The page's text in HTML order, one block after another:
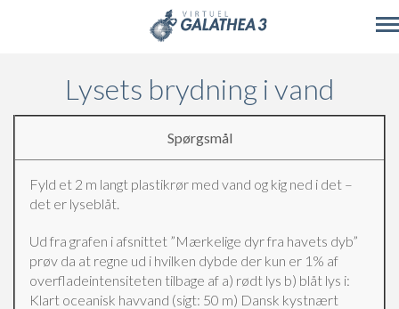
Lysets brydning i vand
Spørgsmål
Fyld et 2 m langt plastikrør med vand og kig ned i det –
det er lyseblåt.
Ud fra grafen i afsnittet ”Mærkelige dyr fra havets dyb”
prøv da at regne ud i hvilken dybde der kun er 1% af
overfladeintensiteten tilbage af a) rødt lys b) blåt lys i:
Klart oceanisk havvand (sigt: 50 m) Dansk kystnært